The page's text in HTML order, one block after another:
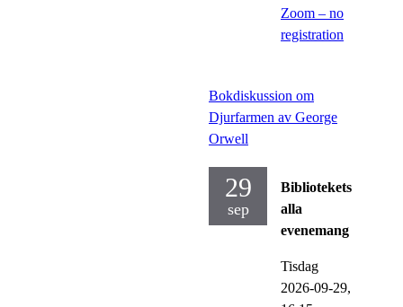
Zoom – no
registration
Bokdiskussion om
Djurfarmen av George
Orwell
29
sep
Bibliotekets
alla
evenemang
Tisdag
2026-09-29,